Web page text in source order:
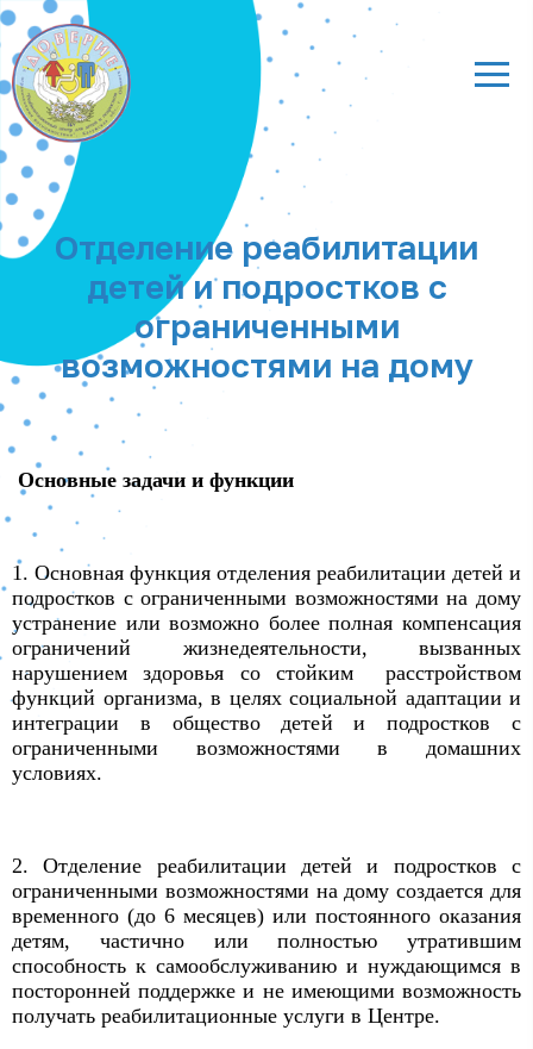
Отделение реабилитации
детей и подростков с
ограниченными
возможностями на дому
Основные задачи и функции
1. Основная функция отделения реабилитации детей и
подростков с ограниченными возможностями на дому
устранение или возможно более полная компенсация
ограничений жизнедеятельности, вызванных
нарушением здоровья со стойким расстройством
функций организма, в целях социальной адаптации и
интеграции в общество детей и подростков с
ограниченными возможностями в домашних
условиях.
2.Отделение реабилитации
детей и подростков с
ограниченными возможностями на дому создается для
временного (до 6 месяцев) или постоянного оказания
детям, частично или полностью утратившим
способность к самообслуживанию и нуждающимся в
посторонней поддержке и не имеющими возможность
получать реабилитационные услуги в Центре.